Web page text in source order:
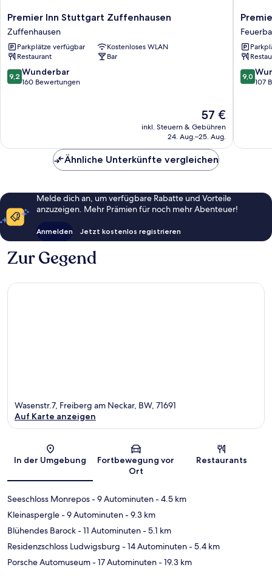
Premier
Inn
Stuttgart
Zuffenhausen
Zuffenhausen
Premier Inn Stuttgart Zuffenhausen
Zuffenhausen
Parkplätze verfügbar
Kostenloses WLAN
Restaurant
Bar
9.2
von
9,2 Wunderbar
160 Bewertungen
Der
Preis
beträgt
57 €
inkl. Steuern & Gebühren
24. Aug.–25. Aug.
Premier
Inn
9.0
von
9,0
107
Ähnliche Unterkünfte vergleichen
Melde dich an, um verfügbare Rabatte und Vorteile
anzuzeigen. Mehr Prämien für noch mehr Abenteuer!
Anmelden Jetzt kostenlos registrieren
Zur Gegend
Karte
Wasenstr.7, Freiberg am Neckar, BW, 71691
Auf Karte anzeigen
In der Umgebung
Fortbewegung vor
Ort
Restaurants
Seeschloss Monrepos- 9 Autominuten- 4.5 km
Kleinaspergle- 9 Autominuten- 9.3 km
Blühendes Barock- 11 Autominuten- 5.1 km
Residenzschloss Ludwigsburg - 14 Autominuten- 5.4 km
Porsche Automuseum- 17 Autominuten- 19.3 km